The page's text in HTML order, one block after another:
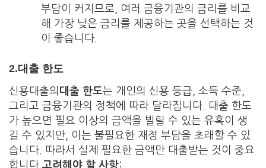
부담이 커지므로, 여러 금융기관의 금리를 비교
해 가장 낮은 금리를 제공하는 곳을 선택하는 것
이 좋습니다.
2.대출 한도
신용대출의 대출 한도는 개인의 신용 등급, 소득 수준,
그리고 금융기관의 정책에 따라 달라집니다. 대출 한도
가 높으면 필요 이상의 금액을 빌릴 수 있는 유혹이 생
길 수 있지만, 이는 불필요한 재정 부담을 초래할 수 있
습니다. 따라서 실제 필요한 금액만 대출받는 것이 중요
합니다. 고려해야 할 사항: